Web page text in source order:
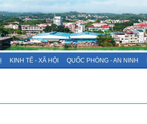
KINH TẾ - XÃ HỘI QUỐC PHÒNG - AN NINH